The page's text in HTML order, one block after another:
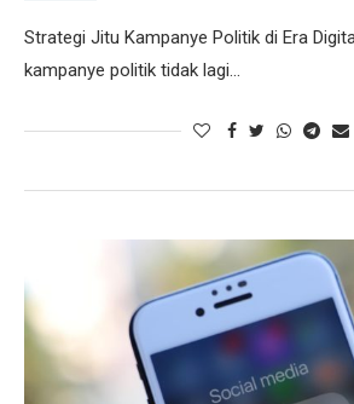
Strategi Jitu Kampanye Politik di Era
kampanye politik tidak lagi…